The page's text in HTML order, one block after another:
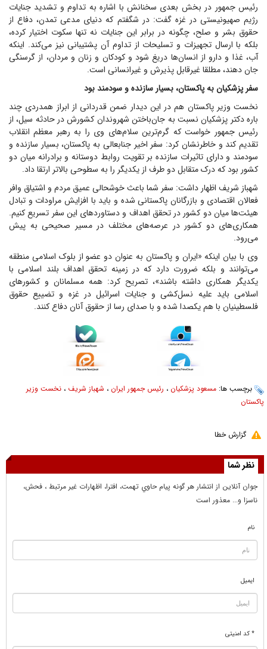
رئیس جمهور در بخش بعدی سخنانش با اشاره به تداوم و تشدید جنایات
رژیم صهیونیستی در غزه گفت: در شگفتم که دنیای مدعی تمدن،‌ دفاع از
حقوق بشر و صلح، چگونه در برابر این جنایات نه تنها سکوت اختیار کرده،
بلکه با ارسال تجهیزات و تسلیحات از تداوم آن پشتیبانی نیز می‌کند. اینکه
آب، غذا و دارو از انسان‌ها دریغ شود و کودکان و زنان و مردان، از گرسنگی
جان دهند، مطلقا غیرقابل پذیرش و غیرانسانی است.
سفر پزشکیان به پاکستان، بسیار سازنده و سودمند بود
نخست وزیر پاکستان هم در این دیدار ضمن قدردانی از ابراز همدردی چند
باره دکتر پزشکیان نسبت به جان‌باختن شهروندان کشورش در حادثه سیل، از
رئیس جمهور خواست که گرم‌ترین سلام‌های وی را به رهبر معظم انقلاب
تقدیم کند و خاطرنشان کرد: سفر اخیر جنابعالی به پاکستان، بسیار سازنده و
سودمند و دارای تاثیرات سازنده بر تقویت روابط دوستانه و برادرانه میان دو
کشور بود که درک متقابل دو طرف از یکدیگر را به سطوحی بالاتر ارتقا داد.
شهباز شریف اظهار داشت: سفر شما باعث خوشحالی عمیق مردم و اشتیاق وافر
فعالان اقتصادی و بازرگانان پاکستانی شده و باید با افزایش مراودات و تبادل
هیئت‌ها میان دو کشور در تحقق اهداف و دستاوردهای این سفر تسریع کنیم.
همکاری‌های دو کشور در عرصه‌های مختلف در مسیر صحیحی به پیش
می‌رود.
وی با بیان اینکه «ایران و پاکستان به عنوان دو عضو از بلوک اسلامی منطقه
می‌توانند و بلکه ضرورت دارد که در زمینه تحقق اهداف بلند اسلامی با
یکدیگر همکاری داشته باشند»، تصریح کرد: همه مسلمانان و کشورهای
اسلامی باید علیه نسل‌کشی و جنایات اسرائیل در غزه و تضییع حقوق
فلسطینیان با هم یکصدا شده و با صدای رسا از حقوق آنان دفاع کنند.
برچسب ها: مسعود پزشکیان ، رئیس جمهور ایران ، شهباز شریف ، نخست وزیر
پاکستان
گزارش خطا
نظر شما
جوان آنلاين از انتشار هر گونه پيام حاوي تهمت، افترا، اظهارات غير مرتبط ، فحش،
ناسزا و... معذور است
نام
ایمیل
* کد امنیتی